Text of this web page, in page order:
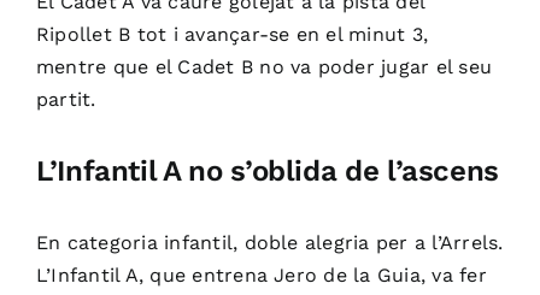
Ripollet B tot i avançar-se en el minut 3,
mentre que el Cadet B no va poder jugar el seu
partit.
L’Infantil A no s’oblida de l’ascens
En categoria infantil, doble alegria per a l’Arrels.
L’Infantil A, que entrena Jero de la Guia, va fer